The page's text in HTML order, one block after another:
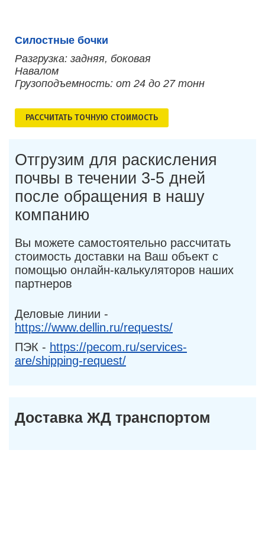
Силостные бочки
Разгрузка: задняя, боковая
Навалом
Грузоподъемность: от 24 до 27 тонн
РАСCЧИТАТЬ ТОЧНУЮ СТОИМОСТЬ
Отгрузим для раскисления
почвы в течении 3-5 дней
после обращения в нашу
компанию
Вы можете самостоятельно рассчитать
стоимость доставки на Ваш объект с
помощью онлайн-калькуляторов наших
партнеров
Деловые линии -
https://www.dellin.ru/requests/
ПЭК - https://pecom.ru/services-
are/shipping-request/
Доставка ЖД транспортом